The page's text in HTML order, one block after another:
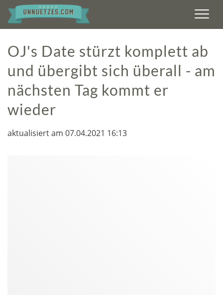
OJ's Date stürzt komplett ab
und übergibt sich überall - am
nächsten Tag kommt er
wieder
aktualisiert am 07.04.2021 16:13